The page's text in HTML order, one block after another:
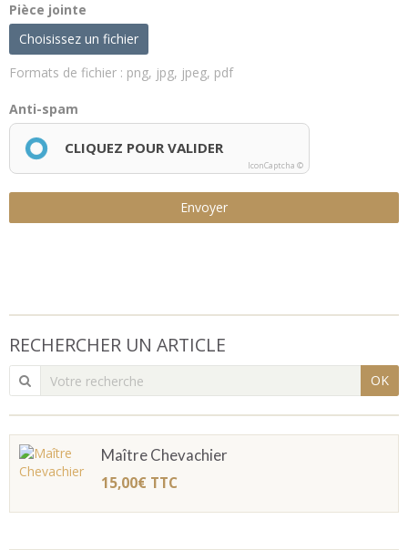
Pièce jointe
Choisissez un fichier
Formats de fichier : png, jpg, jpeg, pdf
Anti-spam
CLIQUEZ POUR VALIDER
IconCaptcha ©
Envoyer
RECHERCHER UN ARTICLE
OK
Maître Chevachier
15,00€ TTC